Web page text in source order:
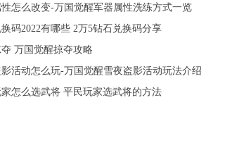
怎么改变-万国觉醒军器属性洗练方式一览
码2022有哪些 2万5钻石兑换码分享
万国觉醒掠夺攻略
活动怎么玩-万国觉醒雪夜盗影活动玩法介绍
怎么选武将 平民玩家选武将的方法